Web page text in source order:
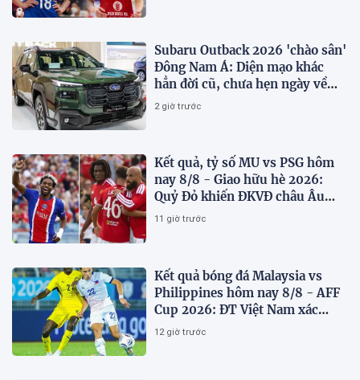
Subaru Outback 2026 'chào sân'
Đông Nam Á: Diện mạo khác
hẳn đời cũ, chưa hẹn ngày về
Việt Nam
2 giờ trước
Kết quả, tỷ số MU vs PSG hôm
nay 8/8 - Giao hữu hè 2026:
Quỷ Đỏ khiến ĐKVĐ châu Âu
toát mồ hôi
11 giờ trước
Kết quả bóng đá Malaysia vs
Philippines hôm nay 8/8 - AFF
Cup 2026: ĐT Việt Nam xác
định đối thủ
12 giờ trước